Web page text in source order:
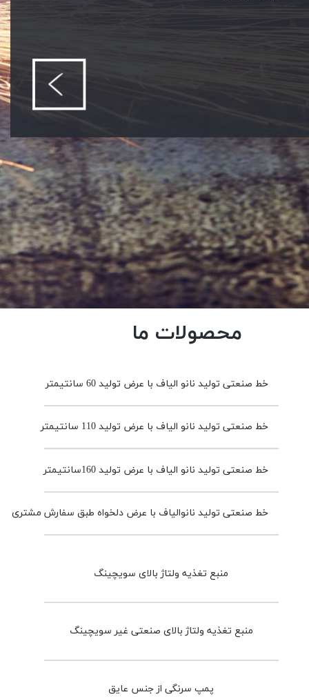
محصولات ما
خط صنعتی تولید نانو الیاف با عرض تولید 60 سانتیمتر
خط صنعتی تولید نانو الیاف با عرض تولید 110 سانتیمتر
خط صنعتی تولید نانو الیاف با عرض تولید 160سانتیمتر
خط صنعتی تولید نانوالیاف با عرض دلخواه طبق سفارش مشتری
منبع تغذیه ولتاژ بالای سویچینگ
منبع تغذیه ولتاژ بالای صنعتی غیر سویچینگ
پمپ سرنگی از جنس عایق